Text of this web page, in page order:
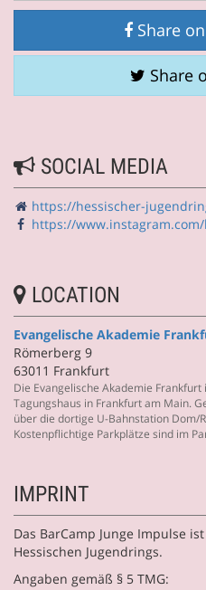
Share
Share
SOCIAL MEDIA
https://hessischer-
https://
LOCATION
Evangelische Akademie
Römerberg 9
63011 Frankfurt
Die Evangelische Akademie
Tagungshaus in Frankfurt am Main.
über die dortige U-Bahnstation Dom/
Kostenpflichtige Parkplätze sind im
IMPRINT
Das BarCamp Junge Impulse
Hessischen Jugendrings.
Angaben gemäß § 5 TMG: